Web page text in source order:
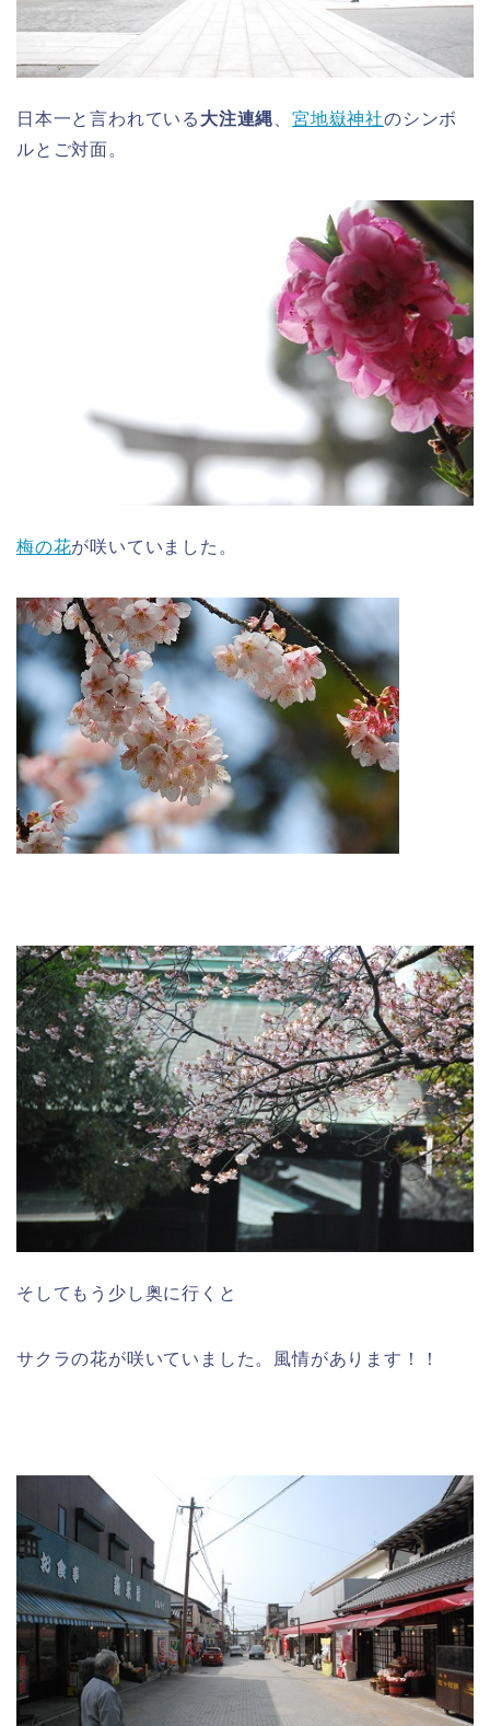
日本一と言われている 大注連縄 、宮地嶽神社のシンボ
ルとご対面。
梅の花が咲いていました。
そしてもう少し奥に行くと
サクラの花が咲いていました。風情があります！！